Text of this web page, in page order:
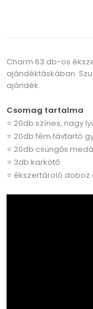
Charm 63 db-os
ajándéktáskában.
ajándék.
Csomag tartalma
⭐ 20db színes, nagy
⭐ 20db fém távtartó
⭐ 20db csüngős
⭐ 3db karkötő
⭐ ékszertároló